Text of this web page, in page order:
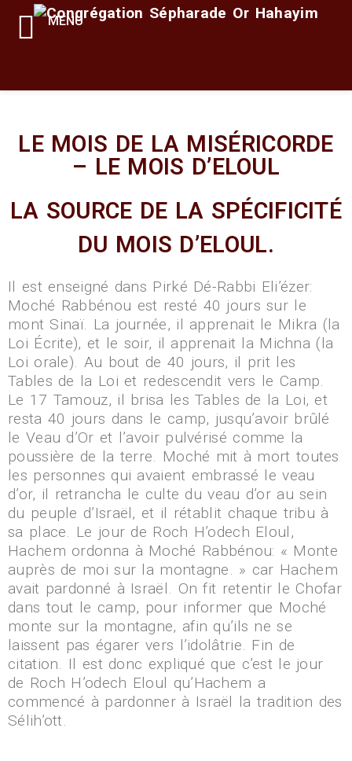
LE MOIS DE LA MISÉRICORDE
– LE MOIS D’ELOUL
LA SOURCE DE LA SPÉCIFICITÉ
DU MOIS D’ELOUL.
Il est enseigné dans Pirké Dé-Rabbi Eli’ézer:
Moché Rabbénou est resté 40 jours sur le
mont Sinaï. La journée, il apprenait le Mikra (la
Loi Écrite), et le soir, il apprenait la Michna (la
Loi orale). Au bout de 40 jours, il prit les
Tables de la Loi et redescendit vers le Camp.
Le 17 Tamouz, il brisa les Tables de la Loi, et
resta 40 jours dans le camp, jusqu’avoir brûlé
le Veau d’Or et l’avoir pulvérisé comme la
poussière de la terre. Moché mit à mort toutes
les personnes qui avaient embrassé le veau
d’or, il retrancha le culte du veau d’or au sein
du peuple d’Israël, et il rétablit chaque tribu à
sa place. Le jour de Roch H’odech Eloul,
Hachem ordonna à Moché Rabbénou: « Monte
auprès de moi sur la montagne. » car Hachem
avait pardonné à Israël. On fit retentir le Chofar
dans tout le camp, pour informer que Moché
monte sur la montagne, afin qu’ils ne se
laissent pas égarer vers l’idolâtrie. Fin de
citation. Il est donc expliqué que c’est le jour
de Roch H’odech Eloul qu’Hachem a
commencé à pardonner à Israël la tradition des
Sélih’ott.
MENU